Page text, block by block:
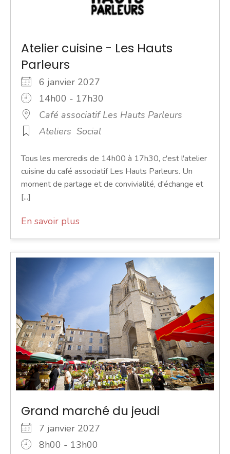
Atelier cuisine - Les Hauts
Parleurs
6 janvier 2027
14h00 - 17h30
Café associatif Les Hauts Parleurs
Ateliers Social
Tous les mercredis de 14h00 à 17h30, c'est l'atelier
cuisine du café associatif Les Hauts Parleurs. Un
moment de partage et de convivialité, d'échange et
[...]
En savoir plus
Grand marché du jeudi
7 janvier 2027
8h00 - 13h00